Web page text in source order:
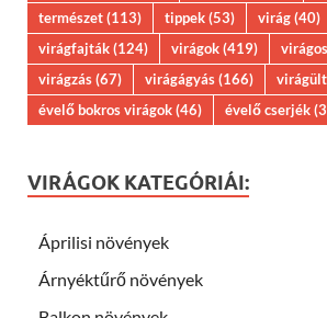
természet(113) tippek(53) virág(40)
virágfajták(124) virágok(419)
virágzás(67) virágágyás(166)
évelő bokros virágok(46) évelő cserjék
VIRÁGOK KATEGÓRIÁI:
Áprilisi növények
Árnyéktűrő növények